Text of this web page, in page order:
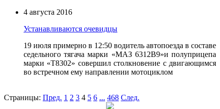
4 августа 2016
Устанавливаются очевидцы
19 июля примерно в 12:50 водитель автопоезда в составе
седельного тягача марки «МАЗ 6312В9»и полуприцепа
марки «Т8302» совершил столкновение с двигающимся
во встречном ему направлении мотоциклом
Страницы: Пред. 1 2 3 4 5 6 ... 468 След.